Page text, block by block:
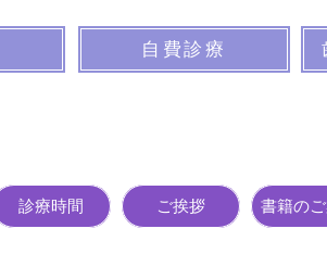
自費診療
診療時間 ご挨拶 書籍の